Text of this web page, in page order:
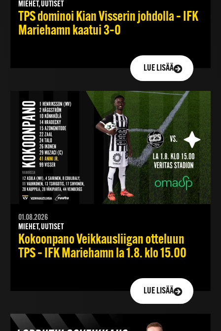
MIEHET, UUTISET
TPS dominoi Kian Visserin johdolla – IFK
Mariehamn kaatui 3–0
LUE LISÄÄ
01.08.2026
MIEHET, UUTISET
Kokoonpano Veikkausliigan otteluun
TPS – IFK Mariehamn la 1.8. klo 15.00
LUE LISÄÄ